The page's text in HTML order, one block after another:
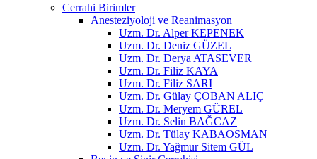
Cerrahi Birimler
Anesteziyoloji ve Reanimasyon
Uzm. Dr. Alper KEPENEK
Uzm. Dr. Deniz GÜZEL
Uzm. Dr. Derya ATASEVER
Uzm. Dr. Filiz KAYA
Uzm. Dr. Filiz SARI
Uzm. Dr. Gülay ÇOBAN ALIÇ
Uzm. Dr. Meryem GÜREL
Uzm. Dr. Selin BAĞCAZ
Uzm. Dr. Tülay KABAOSMAN
Uzm. Dr. Yağmur Sitem GÜL